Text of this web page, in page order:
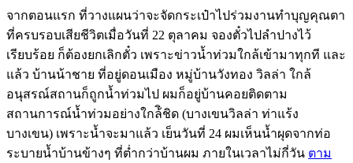
จากตอนแรก ที่วางแผนว่าจะจัดกระเป๋าไปร่วมงานทำบุญคุณตา
ที่ครบรอบเสียชีวิตเมื่อวันที่ 22 ตุลาคม จองตั๋วไปลำปางไว้
เรียบร้อย ก็ต้องยกเลิกตั๋ว เพราะข่าวน้ำท่วมใกล้เข้ามาทุกที และ
แล้ว บ้านน้าชาย ที่อยู่ดอนเมือง หมู่บ้านวังทอง วิลล่า ใกล้
อนุสรณ์สถานก็ถูกน้ำท่วมไป ผมก็อยู่บ้านคอยติดตาม
สถานการณ์น้ำท่วมอย่างใกล้ิชิด (บางเขนวิลล่า ท่าแร้ง
บางเขน) เพราะน้ำจะมาแล้ว เย็นวันที่ 24 ผมเห็นน้ำผุดจากท่อ
ระบายน้ำบ้านข้างๆ ที่ต่ำกว่าบ้านผม ภายในเวลาไม่กี่วัน ตาม